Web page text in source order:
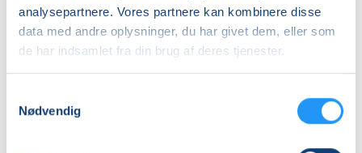
analysepartnere. Vores partnere kan kombinere disse
data med andre oplysninger, du har givet dem, eller som
de har indsamlet fra din brug af deres tjenester.
Nødvendig
DKK 395,00
Info
462704